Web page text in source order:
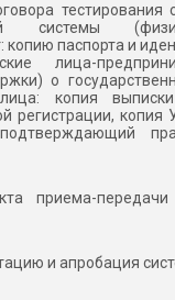
тестирования
системы
копию паспорта и
лица-
о
копия
регистрации, копия
приема-
и апробация